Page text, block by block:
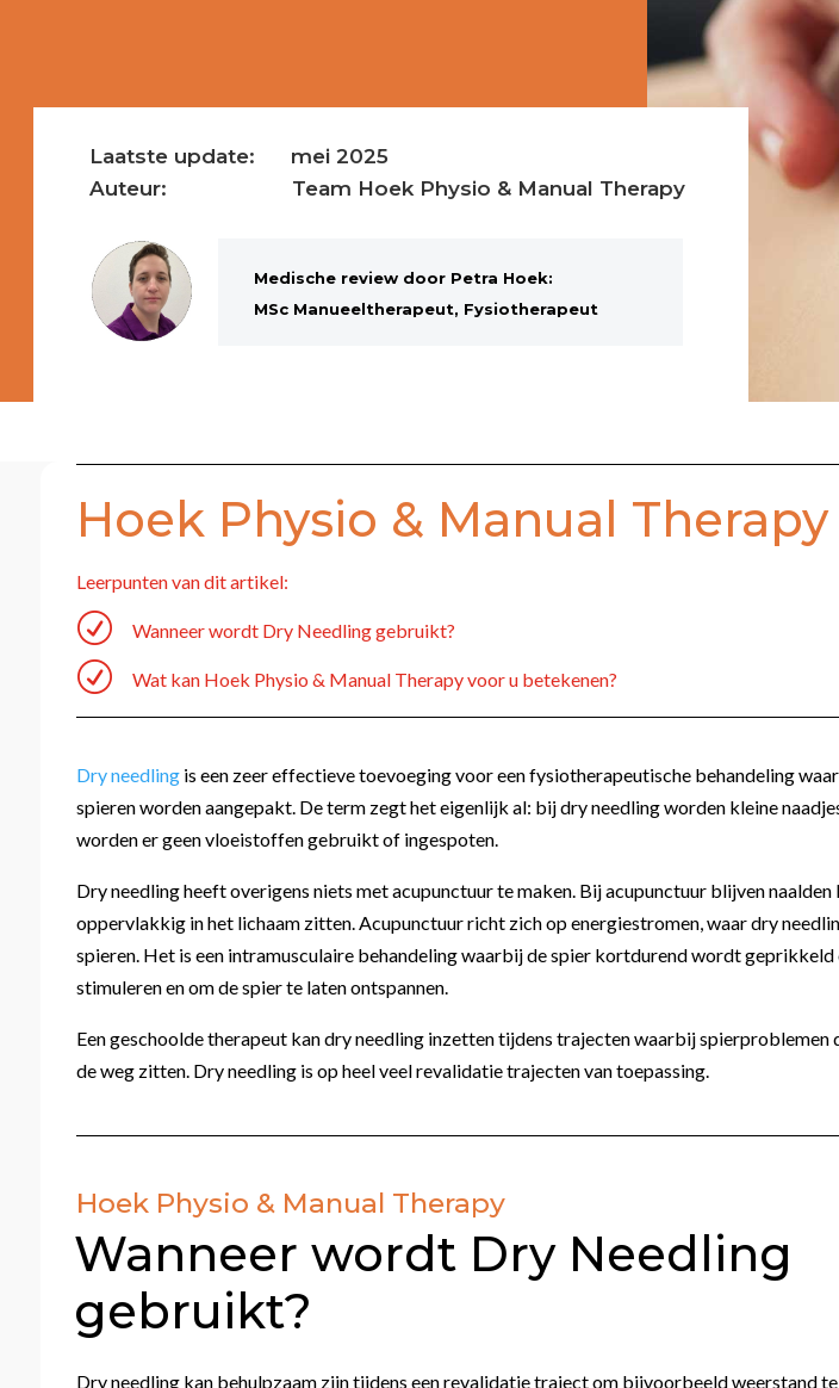
Laatste update: mei 2025
Auteur: Team Hoek Physio & Manual Therapy
Medische review door Petra Hoek:
MSc Manueeltherapeut, Fysiotherapeut
Hoek Physio & Manual Therapy
Leerpunten van dit artikel:
R Wanneer wordt Dry Needling gebruikt?
R Wat kan Hoek Physio & Manual Therapy voor u betekenen?
Dry needling is een zeer effectieve toevoeging voor een fysiotherapeutische behandeling
spieren worden aangepakt. De term zegt het eigenlijk al: bij dry needling worden kleine
worden er geen vloeistoffen gebruikt of ingespoten.
Dry needling heeft overigens niets met acupunctuur te maken. Bij acupunctuur blijven naalden
oppervlakkig in het lichaam zitten. Acupunctuur richt zich op energiestromen, waar dry
spieren. Het is een intramusculaire behandeling waarbij de spier kortdurend wordt geprikkeld
stimuleren en om de spier te laten ontspannen.
Een geschoolde therapeut kan dry needling inzetten tijdens trajecten waarbij spierproblemen
de weg zitten. Dry needling is op heel veel revalidatie trajecten van toepassing.
Hoek Physio & Manual Therapy
Wanneer wordt Dry Needling
gebruikt?
Dry needling kan behulpzaam zijn tijdens een revalidatie traject om bijvoorbeeld weerstand